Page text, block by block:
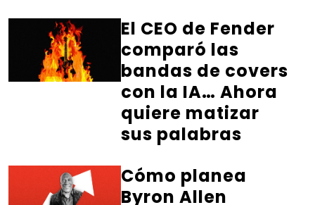
El CEO de Fender
comparó las
bandas de covers
con la IA… Ahora
quiere matizar
sus palabras
Cómo planea
Byron Allen